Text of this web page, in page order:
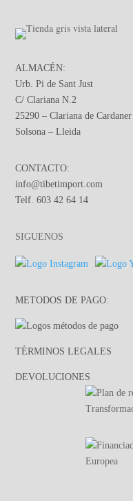
ALMACÉN:
Urb. Pi de Sant Just
C/ Clariana N.2
25290 – Clariana de Cardaner
Solsona – Lleida
CONTACTO:
info@tibetimport.com
Telf. 603 42 64 14
SIGUENOS
METODOS DE PAGO:
TÉRMINOS LEGALES
DEVOLUCIONES